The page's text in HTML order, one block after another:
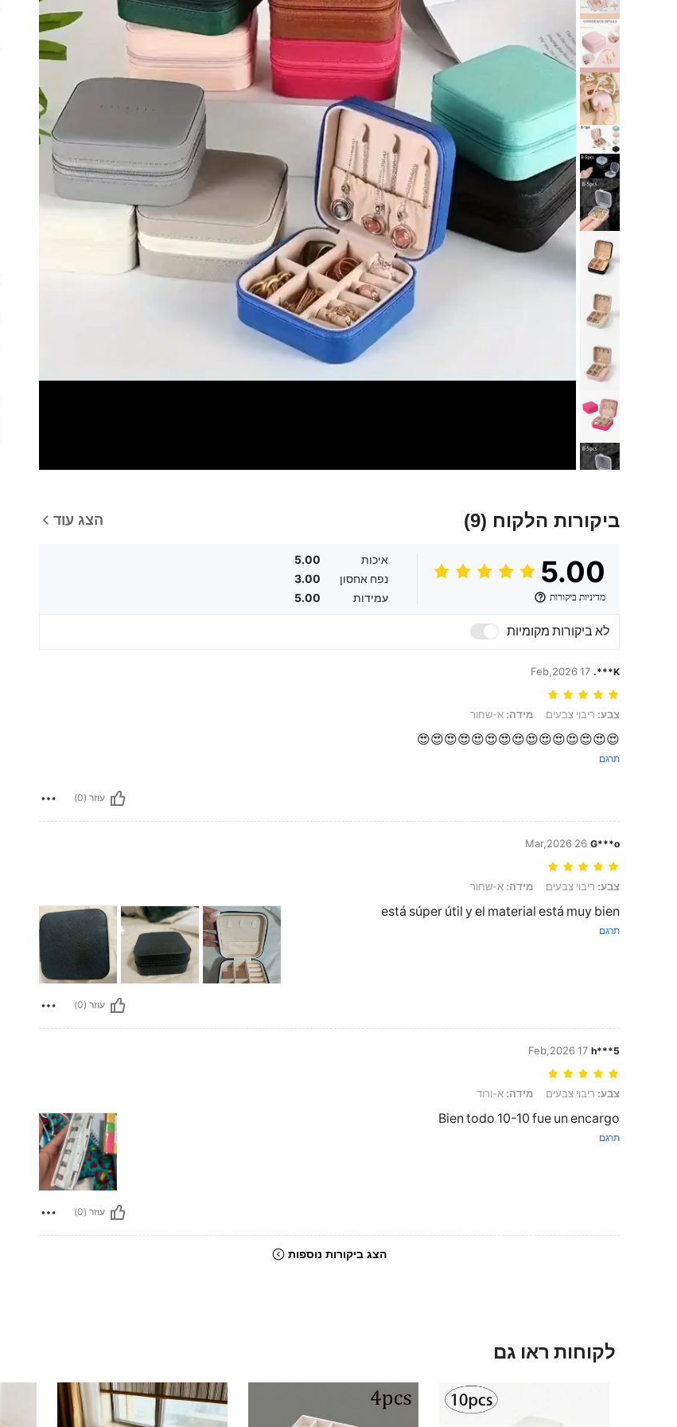
ביקורות הלקוח (9) הצג עוד
5.00
מדיניות ביקורות
איכות
5.00
נפח אחסון
3.00
עמידות
5.00
לא ביקורות מקומיות
K***.
17 Feb,2026
צבע: ריבוי צבעים, מידה: א-שחור
צבע: ריבוי צבעים מידה: א-שחור
😍😍😍😍😍😍😍😍😍😍😍😍😍😍😍
תרגם
עוזר (0)
G***o
26 Mar,2026
צבע: ריבוי צבעים, מידה: א-שחור
צבע: ריבוי צבעים מידה: א-שחור
está súper útil y el material está muy bien
תרגם
עוזר (0)
h***5
17 Feb,2026
צבע: ריבוי צבעים, מידה: א-ורוד
צבע: ריבוי צבעים מידה: א-ורוד
Bien todo 10-10 fue un encargo
תרגם
עוזר (0)
הצג ביקורות נוספות
לקוחות ראו גם